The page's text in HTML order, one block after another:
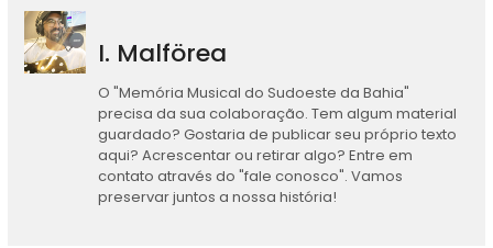
I. Malförea
O "Memória Musical do Sudoeste da Bahia"
precisa da sua colaboração. Tem algum material
guardado? Gostaria de publicar seu próprio texto
aqui? Acrescentar ou retirar algo? Entre em
contato através do "fale conosco". Vamos
preservar juntos a nossa história!